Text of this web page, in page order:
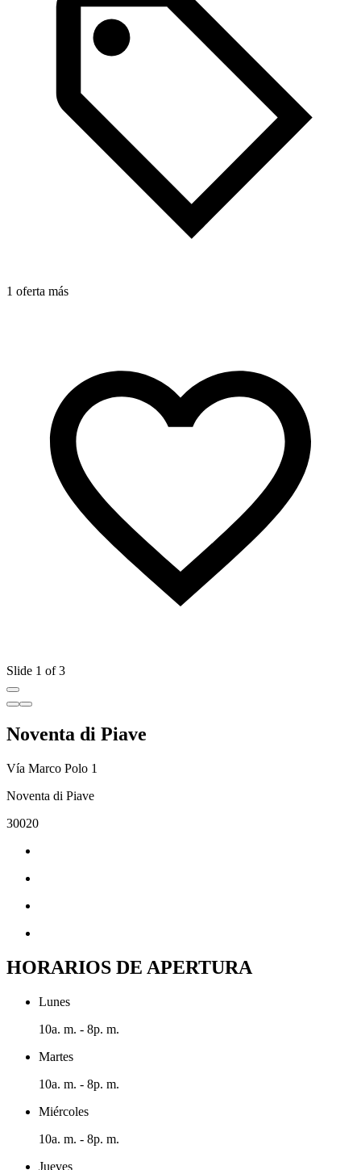
1 oferta más
Slide 1 of 3
Noventa di Piave
Vía Marco Polo 1
Noventa di Piave
30020
HORARIOS DE APERTURA
Lunes
10a. m. - 8p. m.
Martes
10a. m. - 8p. m.
Miércoles
10a. m. - 8p. m.
Jueves